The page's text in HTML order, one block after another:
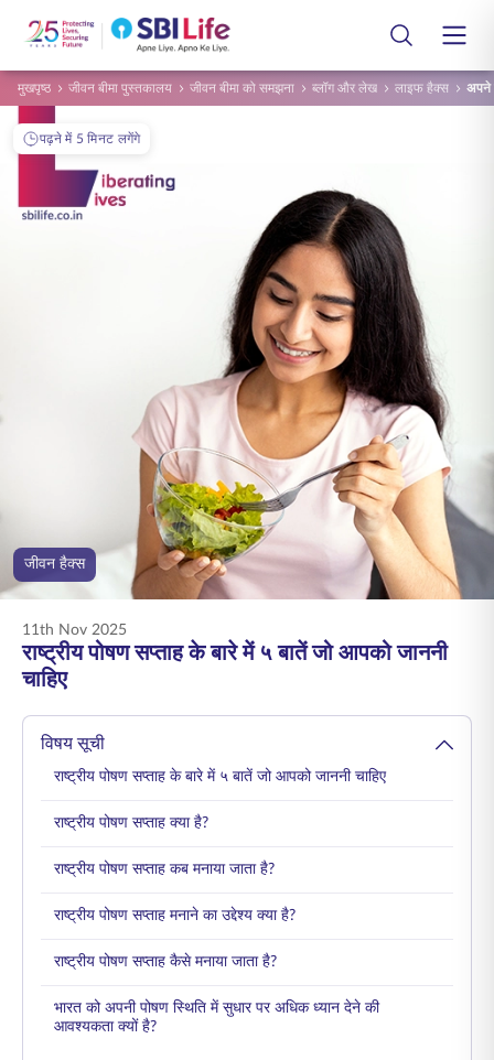
लॉगिन
M0>9
स्मार्ट ग्रुप केयर
जीवन बीमा योजनाएँ
समूह बीमा योजनाएँ
ऑनलाइन खरीदें प्रीमियम भुगतान करें
मुखपृष्ठ जीवन बीमा पुस्तकालय जीवन बीमा को समझना ब्लॉग और लेख लाइफ हैक्स अपने
पढ़ने में 5 मिनट लगेंगे
जीवन हैक्स
11th Nov 2025
राष्ट्रीय पोषण सप्ताह के बारे में ५ बातें जो आपको जाननी
चाहिए
विषय सूची
राष्ट्रीय पोषण सप्ताह के बारे में ५ बातें जो आपको जाननी चाहिए
राष्ट्रीय पोषण सप्ताह क्या है?
राष्ट्रीय पोषण सप्ताह कब मनाया जाता है?
राष्ट्रीय पोषण सप्ताह मनाने का उद्देश्य क्या है?
राष्ट्रीय पोषण सप्ताह कैसे मनाया जाता है?
भारत को अपनी पोषण स्थिति में सुधार पर अधिक ध्यान देने की
आवश्यकता क्यों है?